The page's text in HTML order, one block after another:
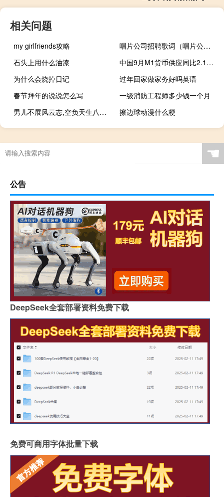
相关问题
my girlfriends攻略
唱片公司招聘歌词（唱片公司招聘）
石头上用什么油漆
中国9月M1货币供应同比2.1%预期2.4%前值2.2%
为什么会烧掉日记
过年回家做家务好吗英语
春节拜年的说说怎么写
一级消防工程师多少钱一个月
男儿不展风云志,空负天生八尺躯什么意思
擦边球动漫什么梗
☚
公告
DeepSeek全套部署资料免费下载
免费可商用字体批量下载